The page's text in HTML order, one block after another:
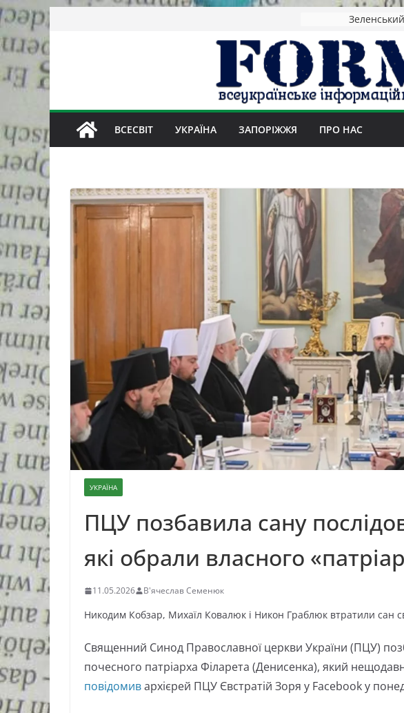
Skip
content
ВСЕСВІТ УКРАЇНА ЗАПОРІЖЖЯ ПРО НАС
УКРАЇНА
ПЦУ позбавила сану
які обрали власного
11.05.2026 В'ячеслав Семенюк
Никодим Кобзар, Михаїл Ковалюк і Никон Граблюк втратили сан
Священний Синод Православної церкви України (ПЦУ)
почесного патріарха Філарета (Денисенка), який
повідомивархієрей ПЦУ Євстратій Зоря у Facebook у